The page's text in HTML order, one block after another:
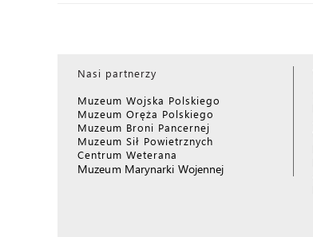
Nasi partnerzy
Muzeum Wojska Polskiego
Muzeum Oręża Polskiego
Muzeum Broni Pancernej
Muzeum Sił Powietrznych
Centrum Weterana
Muzeum Marynarki Wojennej